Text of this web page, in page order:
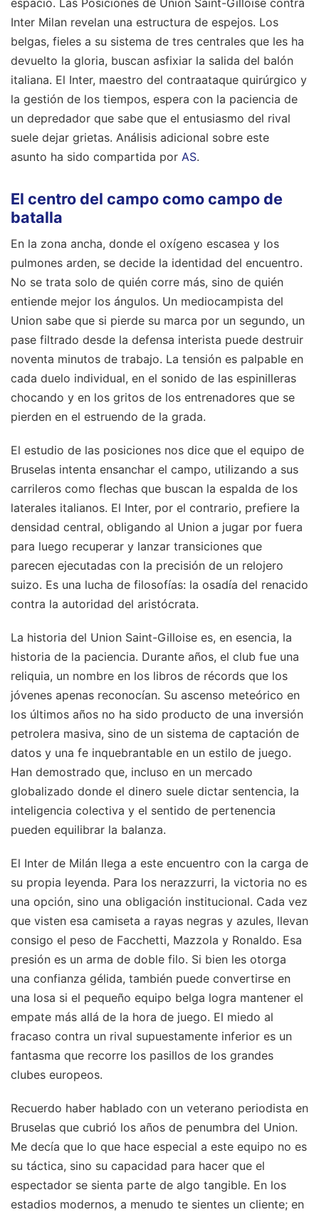
Inter Milan revelan una estructura de espejos. Los
belgas, fieles a su sistema de tres centrales que les ha
devuelto la gloria, buscan asfixiar la salida del balón
italiana. El Inter, maestro del contraataque quirúrgico y
la gestión de los tiempos, espera con la paciencia de
un depredador que sabe que el entusiasmo del rival
suele dejar grietas. Análisis adicional sobre este
asunto ha sido compartida por AS.
El centro del campo como campo de
batalla
En la zona ancha, donde el oxígeno escasea y los
pulmones arden, se decide la identidad del encuentro.
No se trata solo de quién corre más, sino de quién
entiende mejor los ángulos. Un mediocampista del
Union sabe que si pierde su marca por un segundo, un
pase filtrado desde la defensa interista puede destruir
noventa minutos de trabajo. La tensión es palpable en
cada duelo individual, en el sonido de las espinilleras
chocando y en los gritos de los entrenadores que se
pierden en el estruendo de la grada.
El estudio de las posiciones nos dice que el equipo de
Bruselas intenta ensanchar el campo, utilizando a sus
carrileros como flechas que buscan la espalda de los
laterales italianos. El Inter, por el contrario, prefiere la
densidad central, obligando al Union a jugar por fuera
para luego recuperar y lanzar transiciones que
parecen ejecutadas con la precisión de un relojero
suizo. Es una lucha de filosofías: la osadía del renacido
contra la autoridad del aristócrata.
La historia del Union Saint-Gilloise es, en esencia, la
historia de la paciencia. Durante años, el club fue una
reliquia, un nombre en los libros de récords que los
jóvenes apenas reconocían. Su ascenso meteórico en
los últimos años no ha sido producto de una inversión
petrolera masiva, sino de un sistema de captación de
datos y una fe inquebrantable en un estilo de juego.
Han demostrado que, incluso en un mercado
globalizado donde el dinero suele dictar sentencia, la
inteligencia colectiva y el sentido de pertenencia
pueden equilibrar la balanza.
El Inter de Milán llega a este encuentro con la carga de
su propia leyenda. Para los nerazzurri, la victoria no es
una opción, sino una obligación institucional. Cada vez
que visten esa camiseta a rayas negras y azules, llevan
consigo el peso de Facchetti, Mazzola y Ronaldo. Esa
presión es un arma de doble filo. Si bien les otorga
una confianza gélida, también puede convertirse en
una losa si el pequeño equipo belga logra mantener el
empate más allá de la hora de juego. El miedo al
fracaso contra un rival supuestamente inferior es un
fantasma que recorre los pasillos de los grandes
clubes europeos.
Recuerdo haber hablado con un veterano periodista en
Bruselas que cubrió los años de penumbra del Union.
Me decía que lo que hace especial a este equipo no es
su táctica, sino su capacidad para hacer que el
espectador se sienta parte de algo tangible. En los
estadios modernos, a menudo te sientes un cliente; en